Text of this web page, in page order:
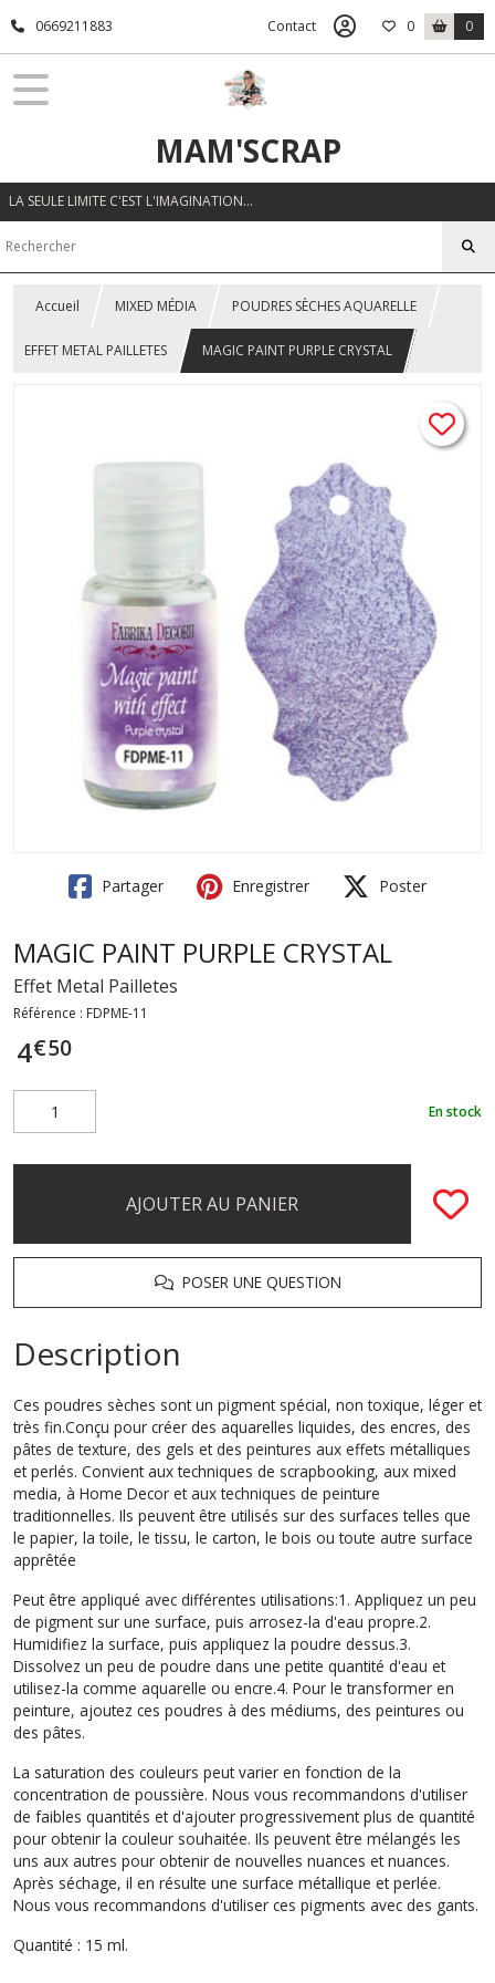
0669211883 Contact 0 0
MAM'SCRAP
LA SEULE LIMITE C'EST L'IMAGINATION…
Accueil MIXED MÉDIA POUDRES SÈCHES AQUARELLE
EFFET METAL PAILLETES MAGIC PAINT PURPLE CRYSTAL
Partager Enregistrer Poster
MAGIC PAINT PURPLE CRYSTAL
Effet Metal Pailletes
Référence : FDPME-11
4€50
En stock
AJOUTER AU PANIER
POSER UNE QUESTION
Description
Ces poudres sèches sont un pigment spécial, non toxique, léger et
très fin.Conçu pour créer des aquarelles liquides, des encres, des
pâtes de texture, des gels et des peintures aux effets métalliques
et perlés. Convient aux techniques de scrapbooking, aux mixed
media, à Home Decor et aux techniques de peinture
traditionnelles. Ils peuvent être utilisés sur des surfaces telles que
le papier, la toile, le tissu, le carton, le bois ou toute autre surface
apprêtée
Peut être appliqué avec différentes utilisations:1. Appliquez un peu
de pigment sur une surface, puis arrosez-la d'eau propre.2.
Humidifiez la surface, puis appliquez la poudre dessus.3.
Dissolvez un peu de poudre dans une petite quantité d'eau et
utilisez-la comme aquarelle ou encre.4. Pour le transformer en
peinture, ajoutez ces poudres à des médiums, des peintures ou
des pâtes.
La saturation des couleurs peut varier en fonction de la
concentration de poussière. Nous vous recommandons d'utiliser
de faibles quantités et d'ajouter progressivement plus de quantité
pour obtenir la couleur souhaitée. Ils peuvent être mélangés les
uns aux autres pour obtenir de nouvelles nuances et nuances.
Après séchage, il en résulte une surface métallique et perlée.
Nous vous recommandons d'utiliser ces pigments avec des gants.
Quantité : 15 ml.